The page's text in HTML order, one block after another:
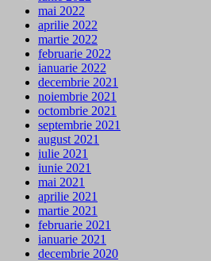
mai 2022
aprilie 2022
martie 2022
februarie 2022
ianuarie 2022
decembrie 2021
noiembrie 2021
octombrie 2021
septembrie 2021
august 2021
iulie 2021
iunie 2021
mai 2021
aprilie 2021
martie 2021
februarie 2021
ianuarie 2021
decembrie 2020